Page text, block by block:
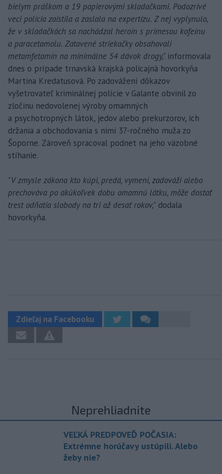
bielym práškom a 19 papierovými skladačkami. Podozrivé
veci polícia zaistila a zaslala na expertízu. Z nej vyplynulo,
že v skladačkách sa nachádzal heroín s prímesou kofeínu
a paracetamolu. Zatavené striekačky obsahovali
metamfetamín na minimálne 54 dávok drogy," informovala
dnes o prípade trnavská krajská policajná hovorkyňa
Martina Kredatusová. Po zadovážení dôkazov
vyšetrovateľ kriminálnej polície v Galante obvinil zo
zločinu nedovolenej výroby omamných
a psychotropných látok, jedov alebo prekurzorov, ich
držania a obchodovania s nimi 37-ročného muža zo
Šoporne. Zároveň spracoval podnet na jeho väzobné
stíhanie.
"V zmysle zákona kto kúpi, predá, vymení, zadováži alebo
prechováva po akúkoľvek dobu omamnú látku, môže dostať
trest odňatia slobody na tri až desať rokov," dodala
hovorkyňa.
Zdieľaj na Facebooku
Neprehliadnite
VEĽKÁ PREDPOVEĎ POČASIA:
Extrémne horúčavy ustúpili. Alebo
žeby nie?